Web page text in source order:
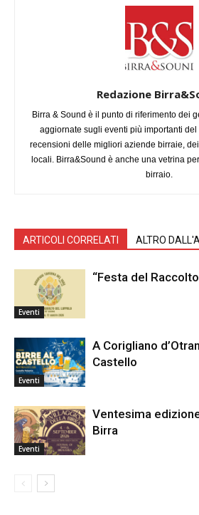
Redazione
Birra & Sound è il punto di riferimento dei
aggiornate sugli eventi più importanti
recensioni delle migliori aziende birraie,
locali. Birra&Sound è anche una vetrina
birraio.
ARTICOLI CORRELATI ALTRO
Eventi
“Festa del
Eventi
A Corigliano
Castello
Eventi
Ventesima
Birra